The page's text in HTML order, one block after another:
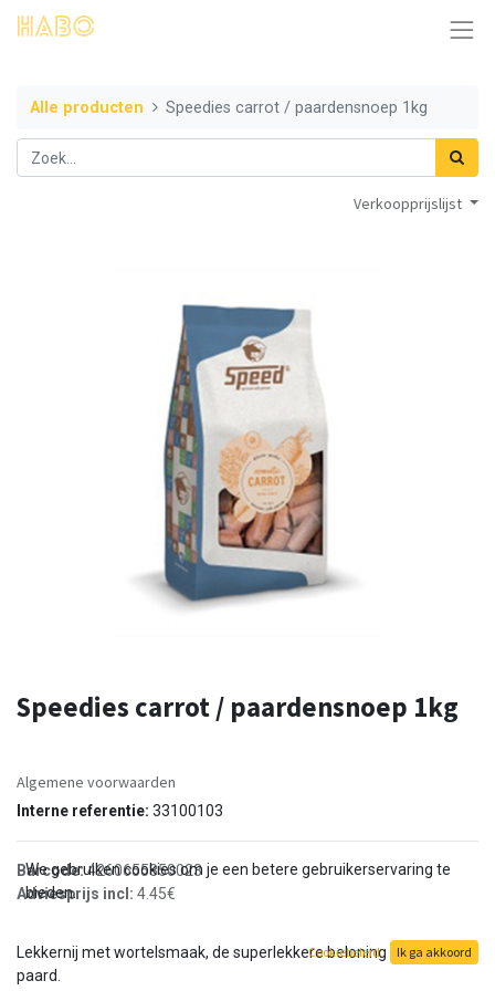
Alle producten Speedies carrot / paardensnoep 1kg
Verkoopprijslijst
Speedies carrot / paardensnoep 1kg
Algemene voorwaarden
Interne referentie: 33100103
Barcode:4260655850023
Adviesprijs incl: 4.45€
Lekkernij met wortelsmaak, de superlekkere beloning voor uw
paard.
We gebruiken cookies om je een betere gebruikerservaring te
bieden.
Cookiebeleid Ik ga akkoord